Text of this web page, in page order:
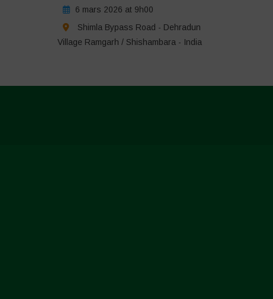
6 mars 2026 at 9h00
Shimla Bypass Road - Dehradun
Village Ramgarh / Shishambara - India